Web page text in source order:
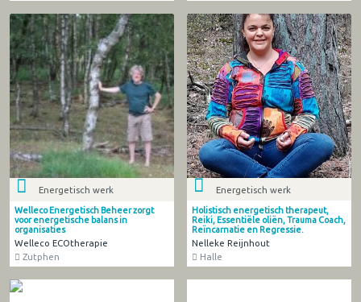
Energetisch werk
Welleco Energetisch Beheer zorgt
voor energetische balans in
organisaties
Welleco ECOtherapie
Zutphen
Energetisch werk
Holistisch energetisch therapeut,
Reiki, Essentiële oliën, Trauma Coach,
Reïncarnatie en Regressie.
Nelleke Reijnhout
Halle